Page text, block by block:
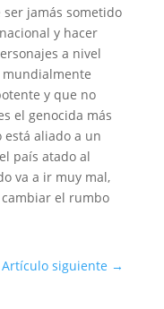
jamás sometido
y hacer
a nivel
y que no
el genocida más
está aliado a un
país atado al
va a ir muy mal,
el rumbo
Artículo siguiente →